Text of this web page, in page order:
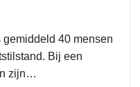
40 mensen
Bij een
zijn…